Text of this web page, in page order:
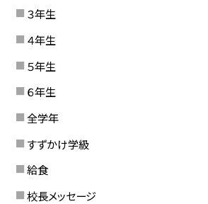
３年生
４年生
５年生
６年生
全学年
すずかけ学級
給食
校長メッセージ